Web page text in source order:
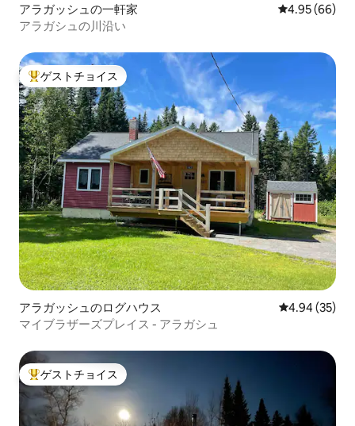
アラガッシュの一軒家 レビュー66
4.95 (66)
アラガシュの川沿い
大好評のゲストチョイスです。
ゲストチョイス
アラガッシュのログハウス レビュー35
4.94 (35)
マイブラザーズプレイス - アラガシュ
大好評のゲストチョイスです。
ゲストチョイス